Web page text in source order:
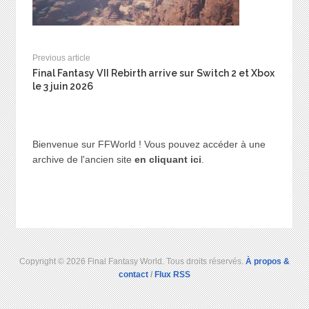
Previous article
Final Fantasy VII Rebirth arrive sur Switch 2 et Xbox
le 3 juin 2026
Bienvenue sur FFWorld ! Vous pouvez accéder à une
archive de l'ancien site en cliquant ici.
Copyright © 2026 Final Fantasy World. Tous droits réservés.À propos &
contact/Flux RSS